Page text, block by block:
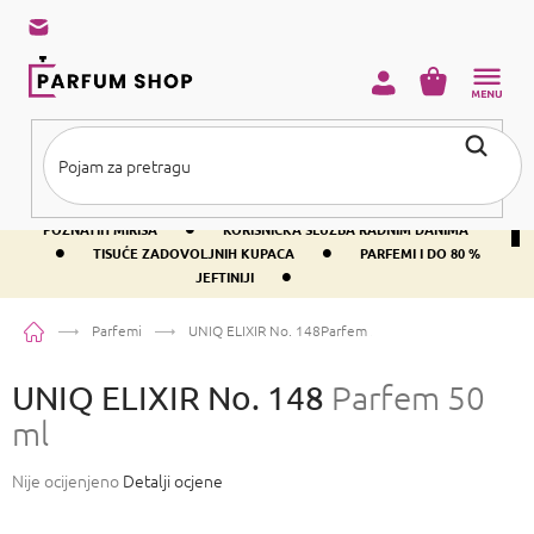
sadržaj
BESPLATNA DOSTAVA IZNAD PRIBLIŽNO 37 € •
400+ SVJETSKI
POZNATIH MIRISA
• KORISNIČKA SLUŽBA RADNIM DANIMA
• TISUĆE ZADOVOLJNIH KUPACA •
PARFEMI I DO 80 %
JEFTINIJI
•
KOŠARICA
PočetnaParfemi UNIQ ELIXIR No. 148Parfem 50 ml
UNIQ ELIXIR No. 148 Parfem 50
ml
Prosječna
Nije ocijenjeno Detalji ocjene